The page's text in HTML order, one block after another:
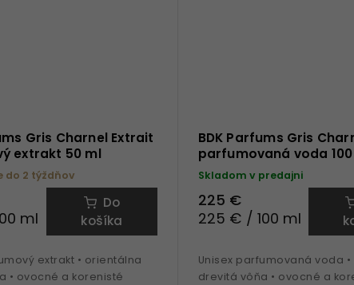
Gris Charnel Extrait
extrakt 50 ml
do 2 týždňov
ml
Do
košíka
extrakt • orientálna
• ovocné a korenisté
BDK Parfums Gris
parfumovaná voda
Skladom v predajni
225 €
225 € / 100 ml
Unisex parfumovaná voda
drevitá vôňa • ovocné a